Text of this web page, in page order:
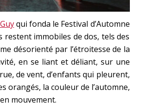
qui fonda le Festival d’Automne
restent immobiles de dos, tels des
désorienté par l’étroitesse de la
en se liant et déliant, sur une
de vent, d’enfants qui pleurent,
orangés, la couleur de l’automne,
mouvement.